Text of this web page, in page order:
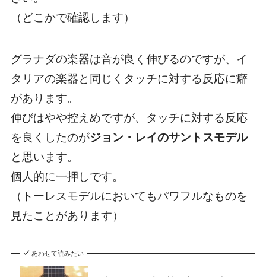
（どこかで確認します）
グラナダの楽器は音が良く伸びるのですが、イ
タリアの楽器と同じくタッチに対する反応に癖
があります。
伸びはやや控えめですが、 タッチに対する反応
を良くしたのがジョン・レイのサントスモデル
と思います。
個人的に一押しです。
（トーレスモデルにおいてもパワフルなものを
見たことがあります）
あわせて読みたい